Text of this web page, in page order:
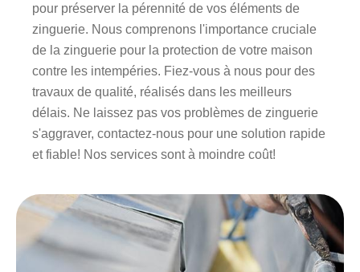
pour préserver la pérennité de vos éléments de
zinguerie. Nous comprenons l'importance cruciale
de la zinguerie pour la protection de votre maison
contre les intempéries. Fiez-vous à nous pour des
travaux de qualité, réalisés dans les meilleurs
délais. Ne laissez pas vos problèmes de zinguerie
s'aggraver, contactez-nous pour une solution rapide
et fiable! Nos services sont à moindre coût!